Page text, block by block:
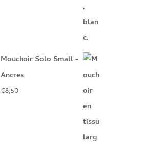
Mouchoir Solo Small -
Ancres
€8,50